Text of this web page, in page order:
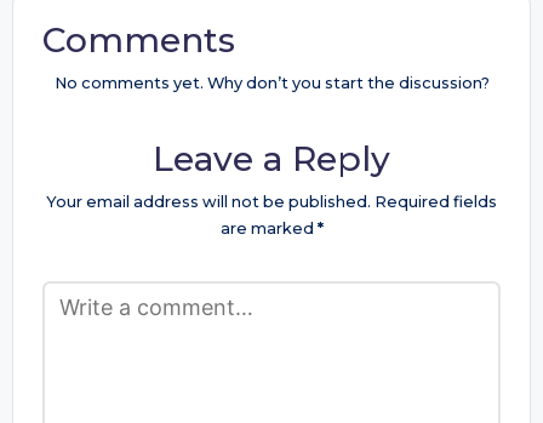
Comments
No comments yet. Why don’t you start the discussion?
Leave a Reply
Your email address will not be published. Required fields
are marked *